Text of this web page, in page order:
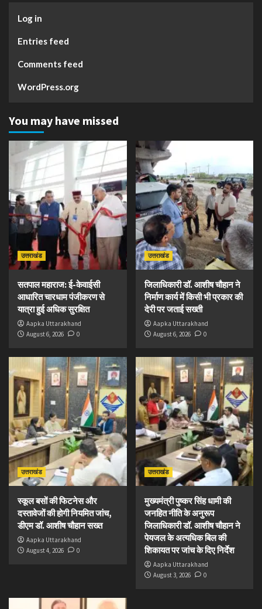
Log in
Entries feed
Comments feed
WordPress.org
You may have missed
उत्तराखंड
सतपाल महाराज: ई-केवाईसी
आधारित चारधाम पंजीकरण से
यात्रा हुई अधिक सुरक्षित
Aapka Uttarakhand
August 6, 2026
0
उत्तराखंड
जिलाधिकारी डॉ. आशीष चौहान ने
निर्माण कार्य में किसी भी प्रकार की
देरी पर जताई सख्ती
Aapka Uttarakhand
August 6, 2026
0
उत्तराखंड
स्कूल बसों की फिटनेस और
दस्तावेजों की होगी नियमित जांच,
डीएम डॉ. आशीष चौहान सख्त
Aapka Uttarakhand
August 4, 2026
0
उत्तराखंड
मुख्यमंत्री पुष्कर सिंह धामी की
जनहित नीति के अनुरूप
जिलाधिकारी डॉ. आशीष चौहान ने
पेयजल के अत्यधिक बिल की
शिकायत पर जांच के दिए निर्देश
Aapka Uttarakhand
August 3, 2026
0